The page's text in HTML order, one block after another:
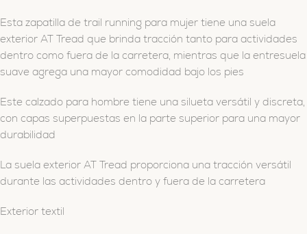
Esta zapatilla de trail running para mujer tiene una suela
exterior AT Tread que brinda tracción tanto para actividades
dentro como fuera de la carretera, mientras que la entresuela
suave agrega una mayor comodidad bajo los pies
Este calzado para hombre tiene una silueta versátil y discreta,
con capas superpuestas en la parte superior para una mayor
durabilidad
La suela exterior AT Tread proporciona una tracción versátil
durante las actividades dentro y fuera de la carretera
Exterior textil